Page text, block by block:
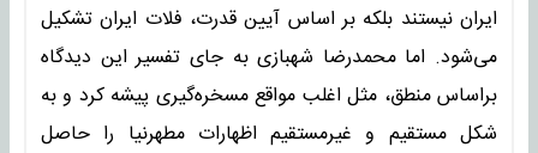
ایران نیستند بلکه بر اساس آیین قدرت، فلات ایران تشکیل
می‌شود. اما محمدرضا شهبازی به جای تفسیر این دیدگاه
براساس منطق، مثل اغلب مواقع مسخره‌گیری پیشه کرد و به
شکل مستقیم و غیرمستقیم اظهارات مطهرنیا را حاصل